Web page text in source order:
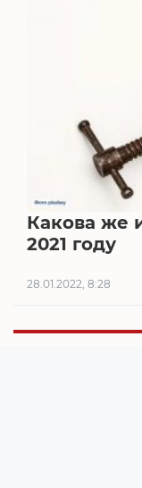
Какова же
2021 году
28.01.2022, 8:28